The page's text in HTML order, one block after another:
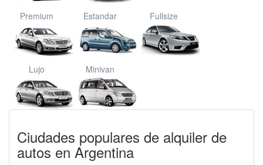
Premium Estandar Fullsize
Lujo Minivan
Ciudades populares de alquiler de
autos en Argentina